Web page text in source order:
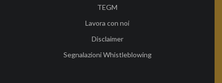
TEGM
Lavora con noi
Disclaimer
Segnalazioni Whistleblowing